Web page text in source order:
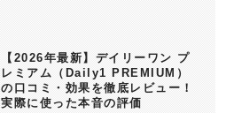
【2026年最新】デイリーワン プ
レミアム（Daily1 PREMIUM）
の口コミ・効果を徹底レビュー！
実際に使った本音の評価